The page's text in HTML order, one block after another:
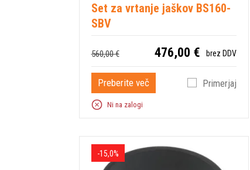
Set za vrtanje jaškov BS160-
SBV
560,00 € 476,00 € brez DDV
Preberite več Primerjaj
Ni na zalogi
-15,0%